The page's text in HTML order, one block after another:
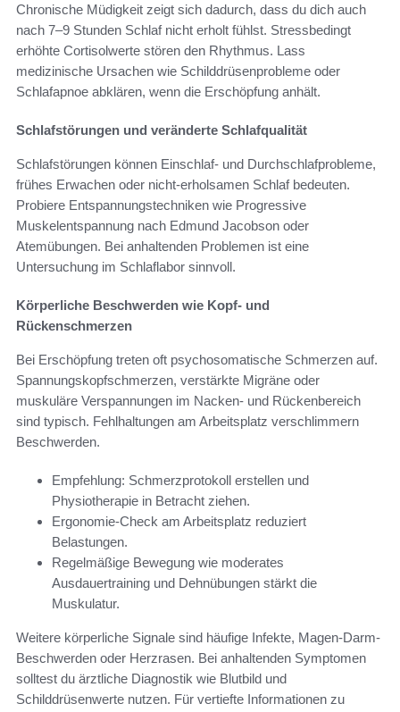
Chronische Müdigkeit zeigt sich dadurch, dass du dich auch
nach 7–9 Stunden Schlaf nicht erholt fühlst. Stressbedingt
erhöhte Cortisolwerte stören den Rhythmus. Lass
medizinische Ursachen wie Schilddrüsenprobleme oder
Schlafapnoe abklären, wenn die Erschöpfung anhält.
Schlafstörungen und veränderte Schlafqualität
Schlafstörungen können Einschlaf- und Durchschlafprobleme,
frühes Erwachen oder nicht-erholsamen Schlaf bedeuten.
Probiere Entspannungstechniken wie Progressive
Muskelentspannung nach Edmund Jacobson oder
Atemübungen. Bei anhaltenden Problemen ist eine
Untersuchung im Schlaflabor sinnvoll.
Körperliche Beschwerden wie Kopf- und
Rückenschmerzen
Bei Erschöpfung treten oft psychosomatische Schmerzen auf.
Spannungskopfschmerzen, verstärkte Migräne oder
muskuläre Verspannungen im Nacken- und Rückenbereich
sind typisch. Fehlhaltungen am Arbeitsplatz verschlimmern
Beschwerden.
Empfehlung: Schmerzprotokoll erstellen und
Physiotherapie in Betracht ziehen.
Ergonomie-Check am Arbeitsplatz reduziert
Belastungen.
Regelmäßige Bewegung wie moderates
Ausdauertraining und Dehnübungen stärkt die
Muskulatur.
Weitere körperliche Signale sind häufige Infekte, Magen-Darm-
Beschwerden oder Herzrasen. Bei anhaltenden Symptomen
solltest du ärztliche Diagnostik wie Blutbild und
Schilddrüsenwerte nutzen. Für vertiefte Informationen zu